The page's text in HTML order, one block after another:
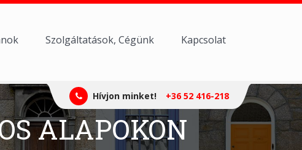
Szolgáltatások, Cégünk Kapcsolat
Hívjon minket! +36 52 416-218
ALAPOKON